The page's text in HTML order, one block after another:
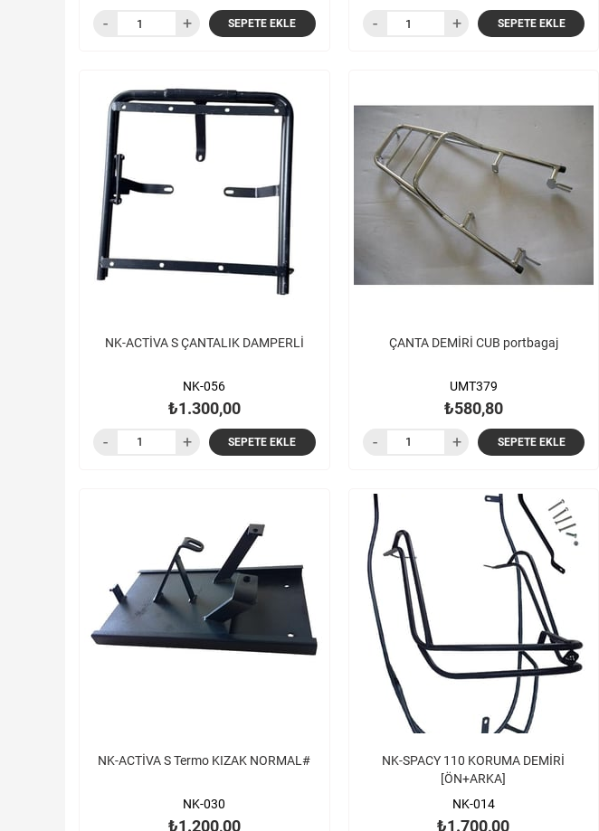
SEPETE EKLE SEPETE EKLE
NK-ACTİVA S ÇANTALIK DAMPERLİ
NK-056
₺1.300,00
SEPETE EKLE
ÇANTA DEMİRİ CUB portbagaj
UMT379
₺580,80
SEPETE EKLE
NK-ACTİVA S Termo KIZAK NORMAL#
NK-030
₺1.200,00
NK-SPACY 110 KORUMA DEMİRİ
[ÖN+ARKA]
NK-014
₺1.700,00